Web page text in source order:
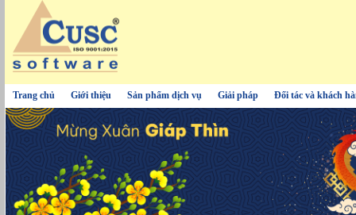
Trang chủ Giới thiệu Sản phẩm dịch vụ Giải pháp Đối tác và khách